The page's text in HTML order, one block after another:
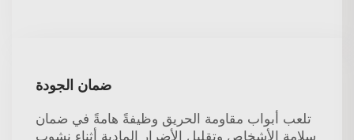
ضمان الجودة
تلعب أبواب مقاومة الحريق وظيفةً هامةً في ضمان
سلامة الأشخاص وتقليل الأضرار المادية أثناء نشوب